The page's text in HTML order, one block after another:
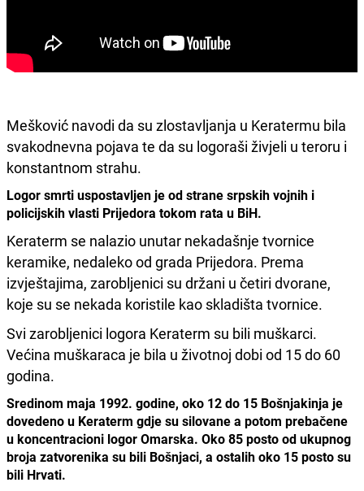
Mešković navodi da su zlostavljanja u Keratermu bila
svakodnevna pojava te da su logoraši živjeli u teroru i
konstantnom strahu.
Logor smrti uspostavljen je od strane srpskih vojnih i
policijskih vlasti Prijedora tokom rata u BiH.
Keraterm se nalazio unutar nekadašnje tvornice
keramike, nedaleko od grada Prijedora. Prema
izvještajima, zarobljenici su držani u četiri dvorane,
koje su se nekada koristile kao skladišta tvornice.
Svi zarobljenici logora Keraterm su bili muškarci.
Većina muškaraca je bila u životnoj dobi od 15 do 60
godina.
Sredinom maja 1992. godine, oko 12 do 15 Bošnjakinja je
dovedeno u Keraterm gdje su silovane a potom prebačene
u koncentracioni logor Omarska. Oko 85 posto od ukupnog
broja zatvorenika su bili Bošnjaci, a ostalih oko 15 posto su
bili Hrvati.